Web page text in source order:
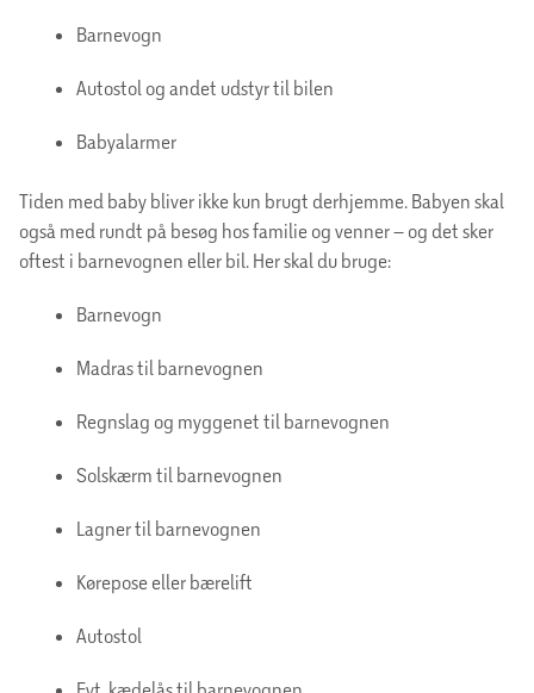
Barnevogn
Autostol og andet udstyr til bilen
Babyalarmer
Tiden med baby bliver ikke kun brugt derhjemme. Babyen skal
også med rundt på besøg hos familie og venner – og det sker
oftest i barnevognen eller bil. Her skal du bruge:
Barnevogn
Madras til barnevognen
Regnslag og myggenet til barnevognen
Solskærm til barnevognen
Lagner til barnevognen
Kørepose eller bærelift
Autostol
Evt. kædelås til barnevognen